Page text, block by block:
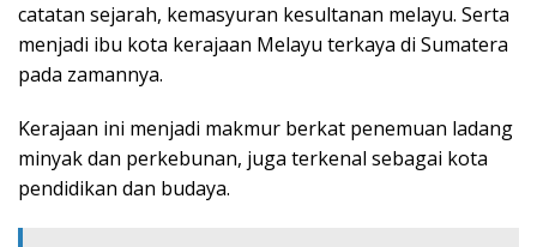
catatan sejarah, kemasyuran kesultanan melayu. Serta
menjadi ibu kota kerajaan Melayu terkaya di Sumatera
pada zamannya.
Kerajaan ini menjadi makmur berkat penemuan ladang
minyak dan perkebunan, juga terkenal sebagai kota
pendidikan dan budaya.